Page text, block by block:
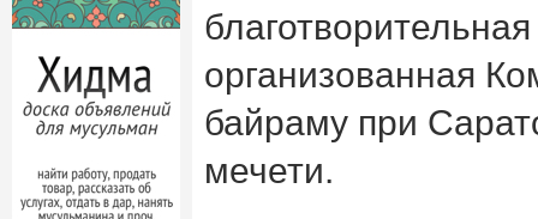
организованная
байраму при
мечети.